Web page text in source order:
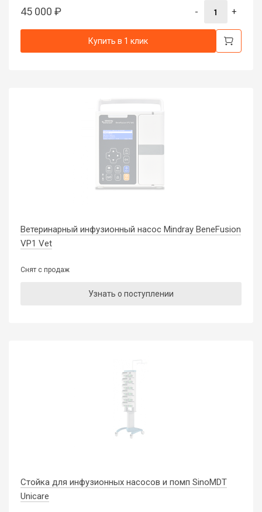
45 000 ₽ - +
Купить в 1 клик
Ветеринарный инфузионный насос Mindray BeneFusion
VP1 Vet
Снят с продаж
Узнать о поступлении
Стойка для инфузионных насосов и помп SinoMDT
Unicare